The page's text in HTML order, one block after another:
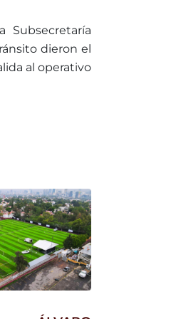
POLICÍAS
Subsecretaría
dieron el
al operativo